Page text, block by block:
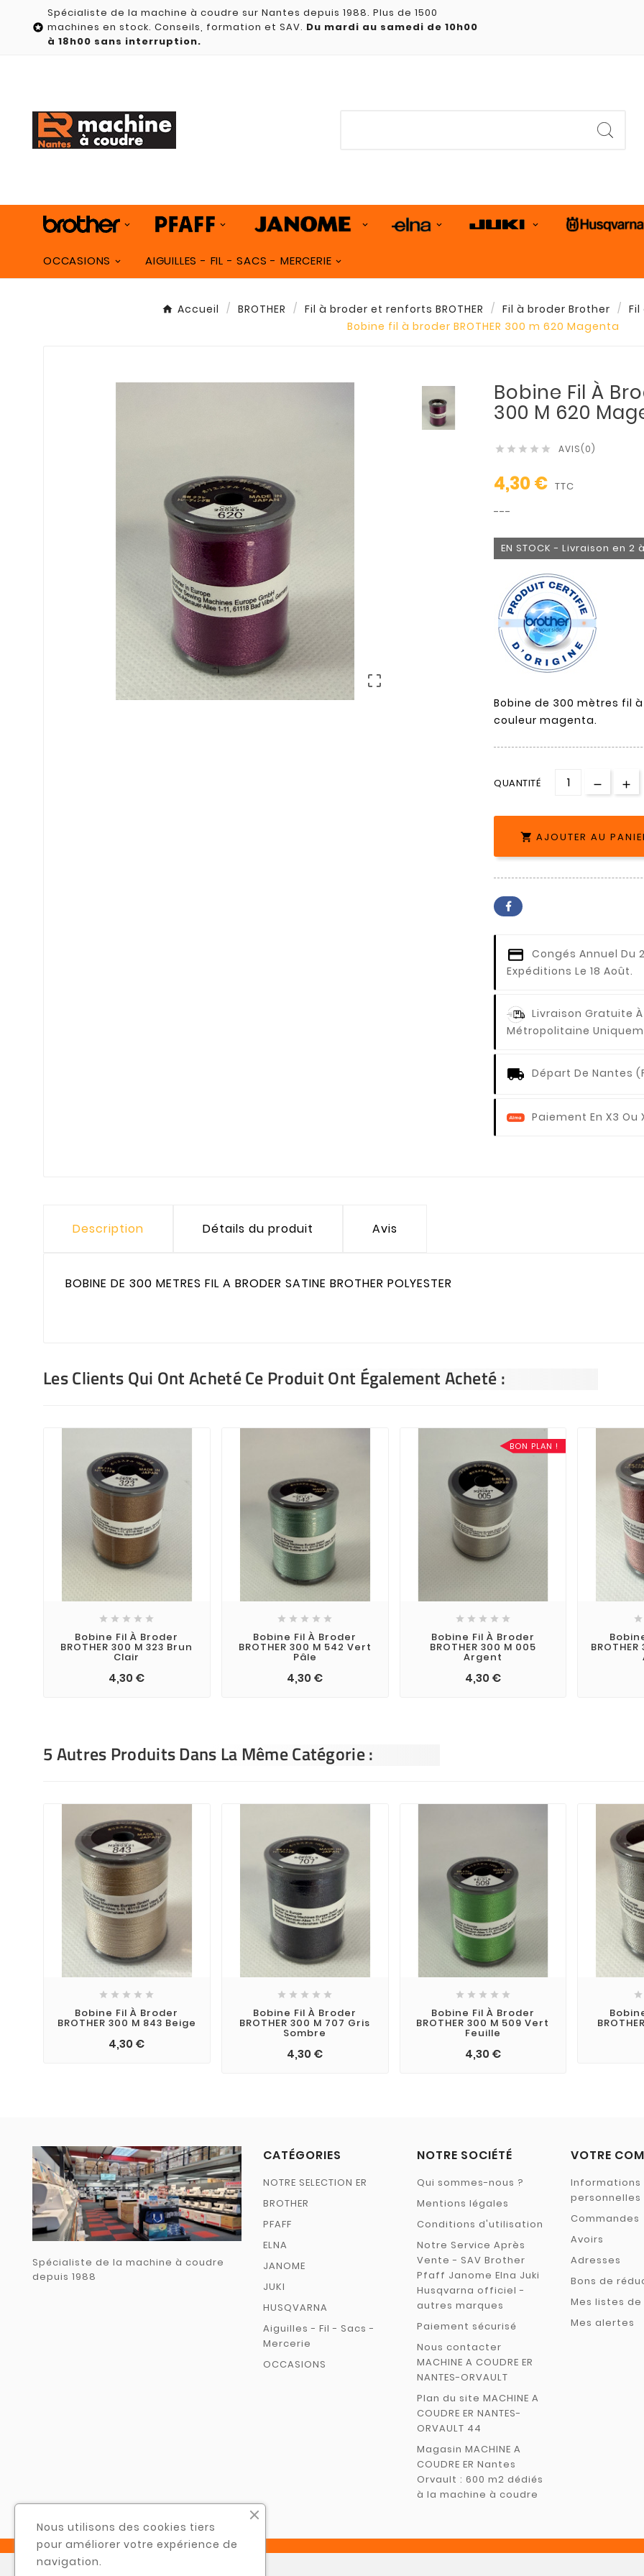

Spécialiste de la machine à coudre sur Nantes depuis 1988. Plus de 1500
machines en stock. Conseils, formation et SAV. Du mardi au samedi de 10h00
à 18h00 sans interruption.
OCCASIONS AIGUILLES - FIL - SACS - MERCERIE
Accueil BROTHER Fil à broder et renforts BROTHER Fil à broder Brother
Bobine fil à broder BROTHER 300 m 620 Magenta

Bobine Fil À
300 M 620
     AVIS(0)
4,30 € TTC
---
EN STOCK - Livraison en
Bobine de 300 mètres fil
couleur magenta.
QUANTITÉ
 AJOUTER AU
Congés Annuel Du
Expéditions Le 18 Août.
Livraison Gratuite
Métropolitaine
Départ De Nantes
Paiement En X3 Ou
Description Détails du produit Avis
BOBINE DE 300 METRES FIL A BRODER SATINE BROTHER POLYESTER
Les Clients Qui Ont Acheté Ce Produit Ont Également Acheté :
    
Bobine Fil À Broder
BROTHER 300 M 323 Brun
Clair
4,30 €
    
Bobine Fil À Broder
BROTHER 300 M 542 Vert
Pâle
4,30 €
BON PLAN !
    
Bobine Fil À Broder
BROTHER 300 M 005
Argent
4,30 €

5 Autres Produits Dans La Même Catégorie :
    
Bobine Fil À Broder
BROTHER 300 M 843 Beige
4,30 €
    
Bobine Fil À Broder
BROTHER 300 M 707 Gris
Sombre
4,30 €
    
Bobine Fil À Broder
BROTHER 300 M 509 Vert
Feuille
4,30 €

Spécialiste de la machine à coudre
depuis 1988
CATÉGORIES
NOTRE SELECTION ER
BROTHER
PFAFF
ELNA
JANOME
JUKI
HUSQVARNA
Aiguilles - Fil - Sacs -
Mercerie
OCCASIONS
NOTRE SOCIÉTÉ
Qui sommes-nous ?
Mentions légales
Conditions d'utilisation
Notre Service Après
Vente - SAV Brother
Pfaff Janome Elna Juki
Husqvarna officiel -
autres marques
Paiement sécurisé
Nous contacter
MACHINE A COUDRE ER
NANTES-ORVAULT
Plan du site MACHINE A
COUDRE ER NANTES-
ORVAULT 44
Magasin MACHINE A
COUDRE ER Nantes
Orvault : 600 m2 dédiés
à la machine à coudre
VOTRE
Informations
personnelles
Commandes
Avoirs
Adresses
Bons de
Mes listes
Mes alertes
Nous utilisons des cookies tiers
pour améliorer votre expérience de
navigation.